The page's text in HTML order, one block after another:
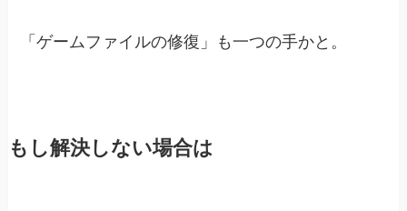
「ゲームファイルの修復」も一つの手かと。
もし解決しない場合は